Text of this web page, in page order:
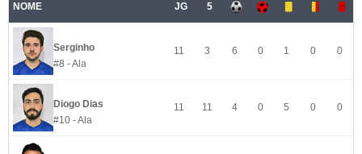
NOME JG 5
Serginho
#8 - Ala
11 3 6 0 1 0 0
Diogo Dias
#10 - Ala
11 11 4 0 5 0 0